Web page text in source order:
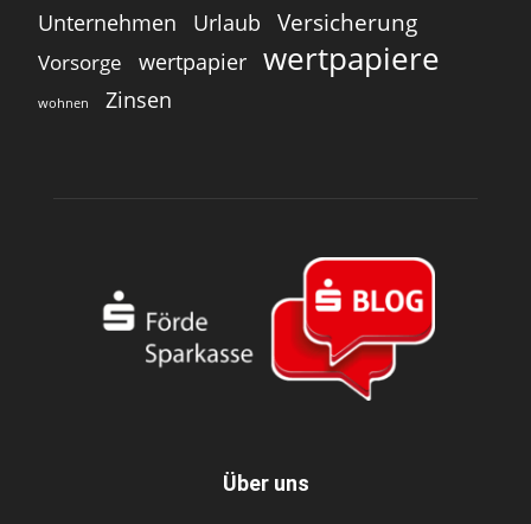
Unternehmen Urlaub Versicherung
Vorsorge wertpapier wertpapiere
wohnen Zinsen
Über uns